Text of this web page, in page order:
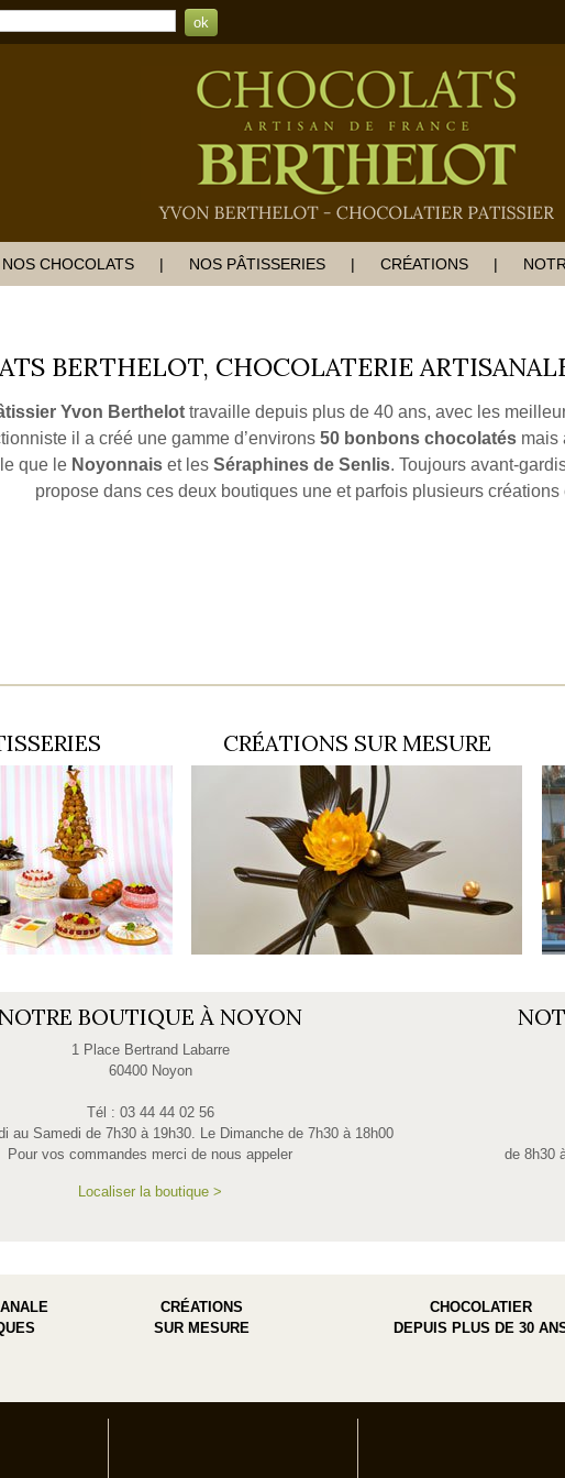
NOS CHOCOLATS NOS PÂTISSERIES CRÉATIONS
BERTHELOT, CHOCOLATERIE
Yvon Berthelottravaille depuis plus de 40 ans, avec les
il a créé une gamme d’environs 50 bonbons chocolatésmais
que le Noyonnais et les Séraphines de Senlis. Toujours avant-
propose dans ces deux boutiques une et parfois plusieurs créations
CRÉATIONS SUR MESURE
BOUTIQUE À NOYON
1 Place Bertrand Labarre
60400 Noyon
Tél : 03 44 44 02 56
au Samedi de 7h30 à 19h30. Le Dimanche de 7h30 à 18h00
Pour vos commandes merci de nous appeler
Localiser la boutique >
de 8h30
CRÉATIONS
SUR MESURE
CHOCOLATIER
DEPUIS PLUS DE 30